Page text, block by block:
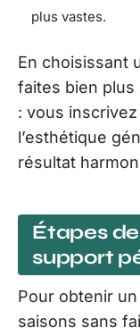
plus vastes.
En choisissant
faites bien plus
: vous
l’esthétique
résultat
Étapes
support
Pour obtenir
saisons sans